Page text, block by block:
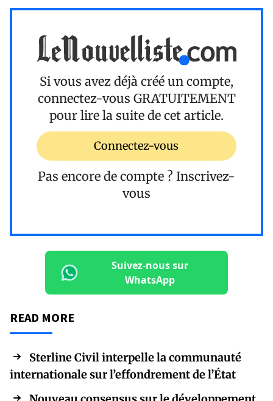
Si vous avez déjà créé un compte,
connectez-vous GRATUITEMENT
pour lire la suite de cet article.
Connectez-vous
Pas encore de compte ? Inscrivez-
vous
Suivez-nous sur
WhatsApp
READ MORE
Sterline Civil interpelle la communauté
internationale sur l’effondrement de l’État